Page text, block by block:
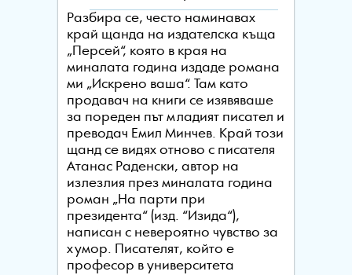
Разбира се, често наминавах
край щанда на издателска къща
„Персей“, която в края на
миналата година издаде романа
ми „Искрено ваша“. Там като
продавач на книги се изявяваше
за пореден път младият писател и
преводач Емил Минчев. Край този
щанд се видях отново с писателя
Атанас Раденски, автор на
излезлия през миналата година
роман „На парти при
президента“ (изд. “Изида“),
написан с невероятно чувство за
хумор. Писателят, който е
професор в университета